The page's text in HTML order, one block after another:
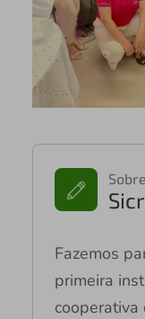
Fazemos
primeira
cooperativa